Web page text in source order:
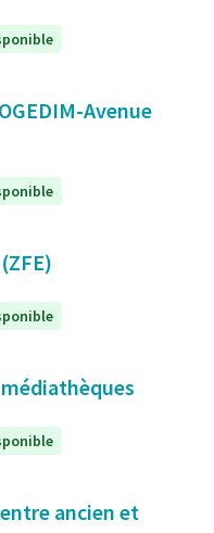
Avenue
ancien et